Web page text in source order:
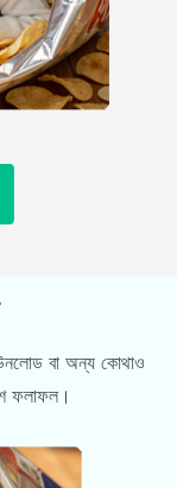
বা অন্য কোথাও
ফলাফল।